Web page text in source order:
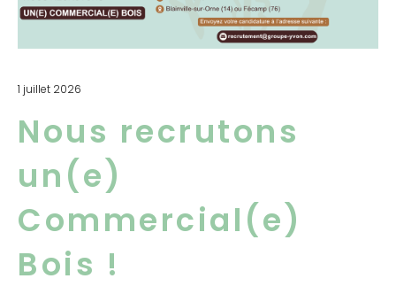
1 juillet 2026
Nous recrutons
un(e)
Commercial(e)
Bois !